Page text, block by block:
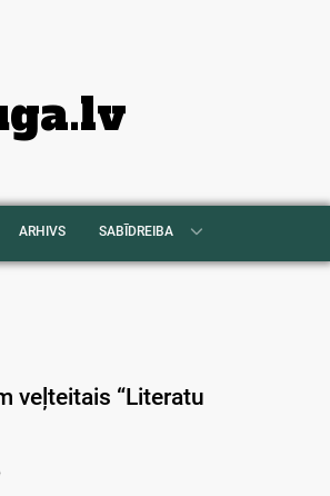
ARHIVS SABĪDREIBA
veļteitais “Literatu